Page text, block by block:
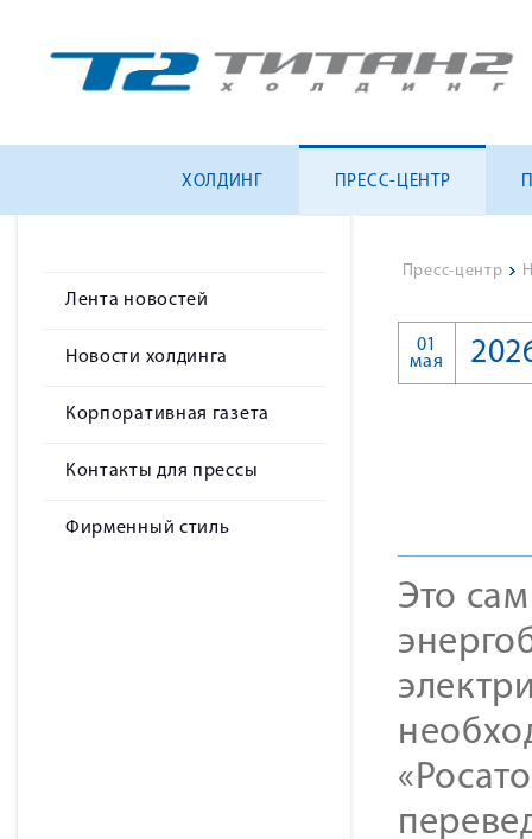
ХОЛДИНГ ПРЕСС-ЦЕНТР
Лента новостей
Новости холдинга
Корпоративная газета
Контакты для прессы
Фирменный стиль
Пресс-центр >
01
мая
Это